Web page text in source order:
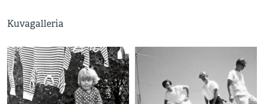
Kuvagalleria